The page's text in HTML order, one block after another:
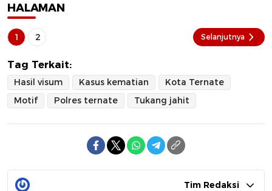
HALAMAN
1 2 Selanjutnya
Tag Terkait:
Hasil visum Kasus kematian
Kota Ternate
Motif
Polres ternate Tukang jahit
Tim Redaksi